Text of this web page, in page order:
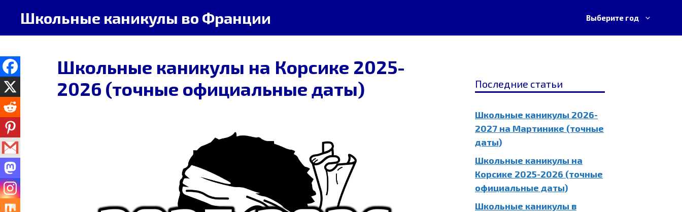
содержимому
Школьные каникулы во Франции Выберите год
Школьные каникулы на Корсике 2025-
2026 (точные официальные даты)
Последние статьи
Школьные каникулы 2026-
2027 на Мартинике (точные
даты)
Школьные каникулы на
Корсике 2025-2026 (точные
официальные даты)
Школьные каникулы в